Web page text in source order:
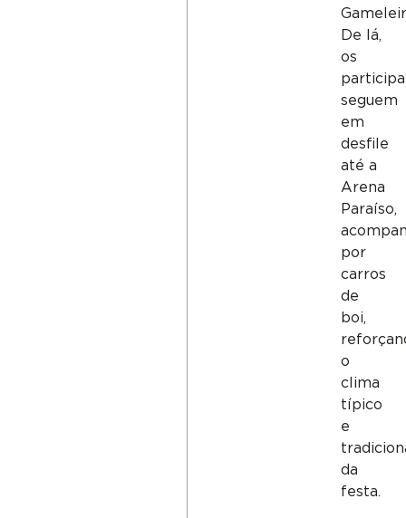
De lá,
os
seguem
em
desfile
até a
Arena
Paraíso,
por
carros
de
boi,
o
clima
típico
e
da
festa.